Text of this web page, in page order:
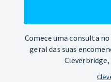
Comece uma consulta
geral das suas